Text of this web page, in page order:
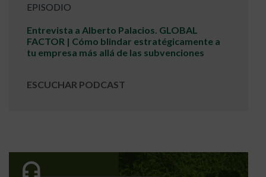
EPISODIO
Entrevista a Alberto Palacios. GLOBAL
FACTOR | Cómo blindar estratégicamente a
tu empresa más allá de las subvenciones
ESCUCHAR PODCAST